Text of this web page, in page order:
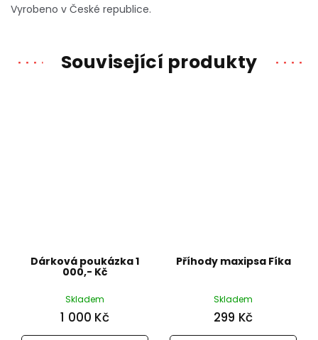
Vyrobeno v České republice.
Související produkty
Dárková poukázka 1
000,- Kč
Skladem
1 000 Kč
Příhody maxipsa Fíka
Skladem
299 Kč